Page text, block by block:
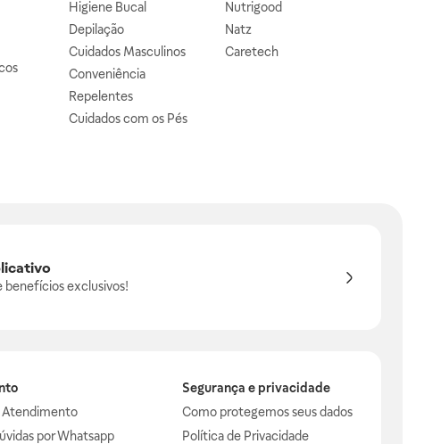
Higiene Bucal
Depilação
Cuidados Masculinos
Conveniência
Repelentes
Cuidados com os Pés
Nutrigood
Natz
Caretech
benefícios exclusivos!
Atendimento
por Whatsapp
Segurança e privacidade
Como protegemos seus dados
Política de Privacidade